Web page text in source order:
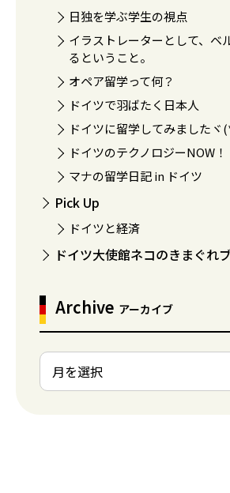
日独を学ぶ学生の視点
イラストレーターとして、ベ
るということ。
オペア留学って何？
ドイツで羽ばたく日本人
ドイツに留学してみました
ドイツのテクノロジーNOW！
マナの留学日記 in ドイツ
Pick Up
ドイツと経済
ドイツ大使館ネコのきまぐれ
Archive アーカイブ